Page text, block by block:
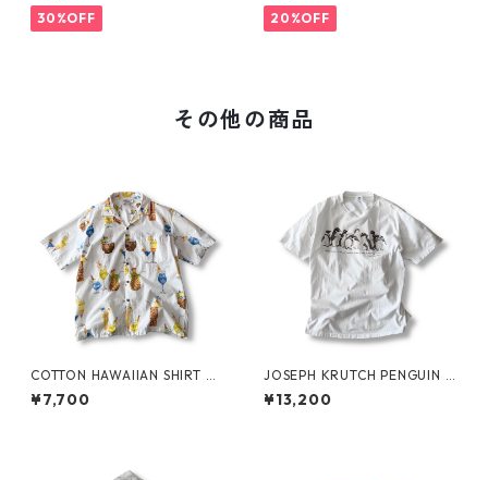
30%OFF 20%OFF
その他の商品
COTTON HAWAIIAN SHIRT by
PACIFIC LEGEND
¥7,700
JOSEPH KRUTCH PENGUIN T
ee by Jim Morris
¥13,200